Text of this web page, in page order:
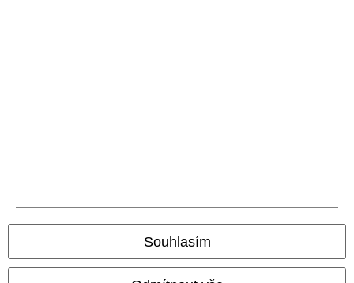
Souhlasím
Naše online obchody